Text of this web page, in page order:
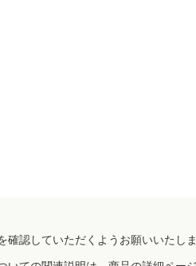
認していただくようお願いいたしま